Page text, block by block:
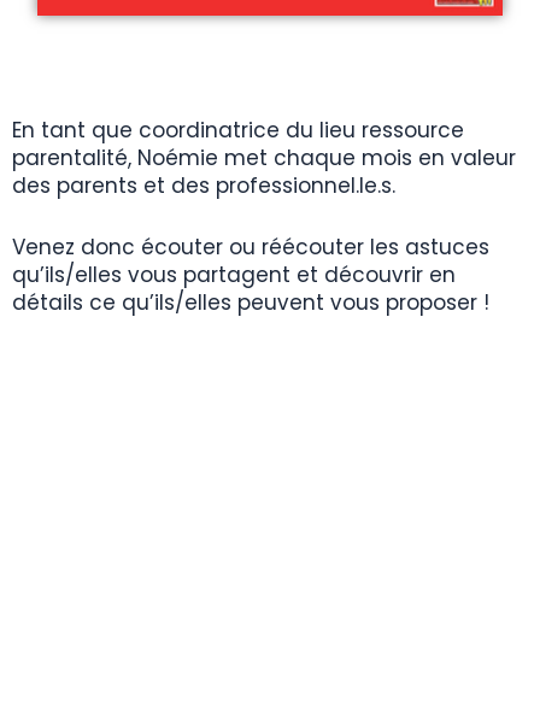
En tant que coordinatrice du lieu ressource
parentalité, Noémie met chaque mois en valeur
des parents et des professionnel.le.s.
Venez donc écouter ou réécouter les astuces
qu’ils/elles vous partagent et découvrir en
détails ce qu’ils/elles peuvent vous proposer !